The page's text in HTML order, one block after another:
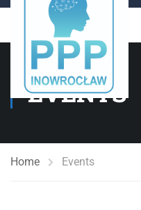
EVENTS
Home Events